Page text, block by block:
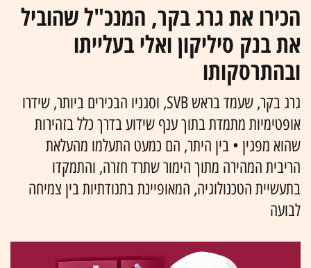
הכירו את גרג בקר, המנכ"ל שהוביל
את בנק סיליקון ואלי בעלייתו
ובהתרסקותו
גרג בקר, שעמד בראש SVB, וסגניו הבכירים ביותר, שידרו
אופטימיות מתמדת בתוך ענף שידוע בדרך כלל בזהירות
שהוא מפגין • בין היתר, הם כמעט התעלמו מהעלאת
הריבית המהירה מתוך הימור שתרד חזרה, והתמקדו
בתעשיית הטכנולוגיה, המאופיינת בתנודתיות בין צמיחה
לבועה